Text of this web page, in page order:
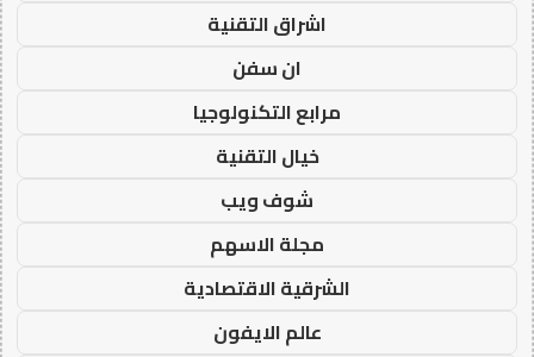
اشراق التقنية
ان سفن
مرابع التكنولوجيا
خيال التقنية
شوف ويب
مجلة الاسهم
الشرقية الاقتصادية
عالم الايفون